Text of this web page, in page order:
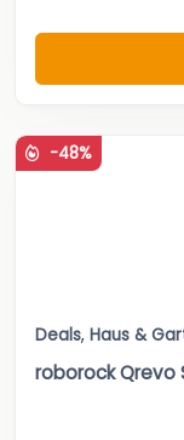
-48%
Deals, Haus &
roborock Qrevo